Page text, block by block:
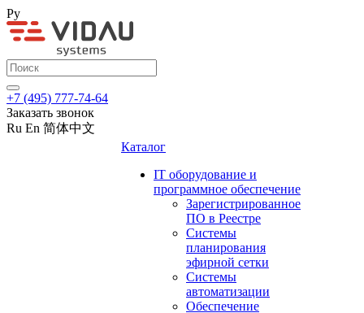
Ру
+7 (495) 777-74-64
Заказать звонок
Ru En 简体中文
Каталог
IT оборудование и
программное обеспечение
Зарегистрированное
ПО в Реестре
Системы
планирования
эфирной сетки
Системы
автоматизации
Обеспечение